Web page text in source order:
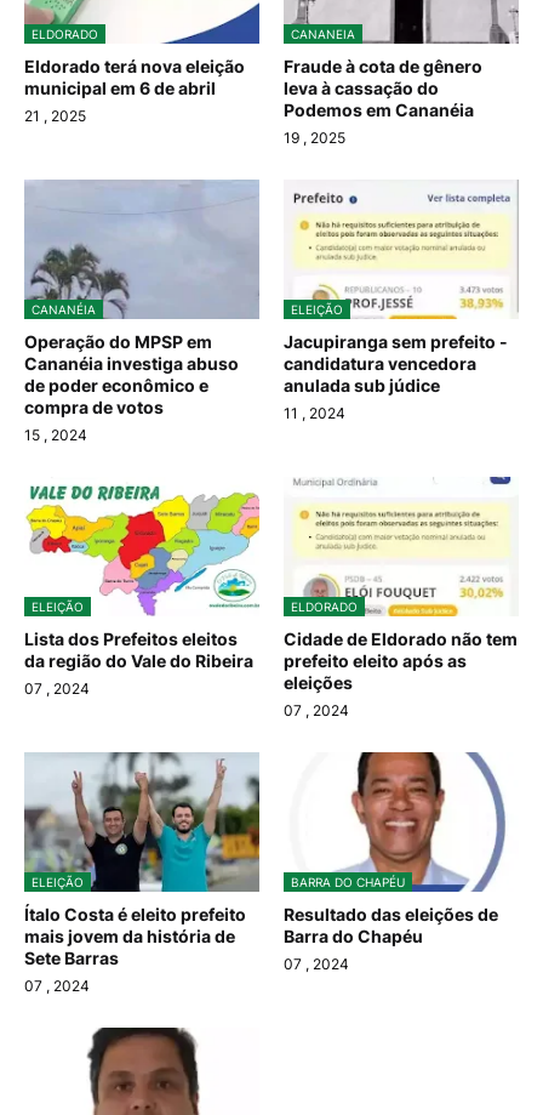
ELDORADO
Eldorado terá nova eleição
municipal em 6 de abril
21 , 2025
CANANEIA
Fraude à cota de gênero
leva à cassação do
Podemos em Cananéia
19 , 2025
CANANÉIA
Operação do MPSP em
Cananéia investiga abuso
de poder econômico e
compra de votos
15 , 2024
ELEIÇÃO
Jacupiranga sem prefeito -
candidatura vencedora
anulada sub júdice
11 , 2024
ELEIÇÃO
Lista dos Prefeitos eleitos
da região do Vale do Ribeira
07 , 2024
ELDORADO
Cidade de Eldorado não tem
prefeito eleito após as
eleições
07 , 2024
ELEIÇÃO
Ítalo Costa é eleito prefeito
mais jovem da história de
Sete Barras
07 , 2024
BARRA DO CHAPÉU
Resultado das eleições de
Barra do Chapéu
07 , 2024